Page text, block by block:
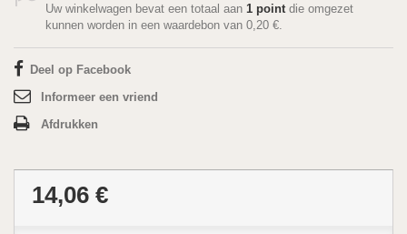
Uw winkelwagen bevat een totaal aan 1 point die omgezet
kunnen worden in een waardebon van 0,20 €
Deel op Facebook
Informeer een vriend
Afdrukken
14,06 €